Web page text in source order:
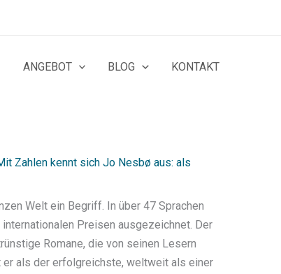
ANGEBOT
BLOG KONTAKT
Zahlen kennt sich Jo Nesbø aus: als
Welt ein Begriff. In über 47 Sprachen
Preisen ausgezeichnet. Der
Romane, die von seinen Lesern
als der erfolgreichste, weltweit als einer